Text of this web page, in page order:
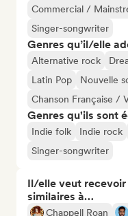
Commercial /
Singer-songwriter
Genres qu’il/elle
Alternative rock
Latin Pop
Nouvelle
Chanson Française /
Genres qu'ils sont
Indie folk Indie rock
Singer-songwriter
Il/elle veut recevoir
similaires à…
Chappell Roan